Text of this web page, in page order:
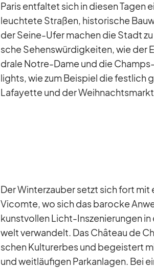
Pa­ris ent­fal­tet sich in die­sen Ta­gen
leuch­tete Stra­ßen, his­to­ri­sche
der Seine-Ufer ma­chen die Stadt
sche Se­hens­wür­dig­kei­ten, wie der
drale Notre-Dame und die
lights, wie zum Bei­spiel die fest­lich
La­fay­ette und der Weih­nachts­markt
Der Win­ter­zau­ber setzt sich fort
Vicomte, wo sich das ba­ro­cke
kunst­vol­len Licht-In­sze­nie­run­gen
welt ver­wan­delt. Das Châ­teau de
schen Kul­tur­er­bes und be­geis­tert
und weit­läu­fi­gen Park­an­la­gen. Bei